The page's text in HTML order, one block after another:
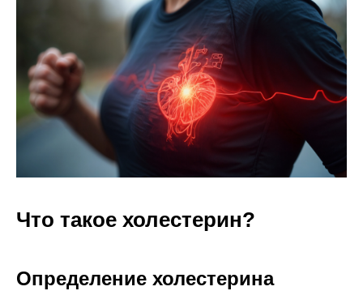
Что такое холестерин?
Определение холестерина